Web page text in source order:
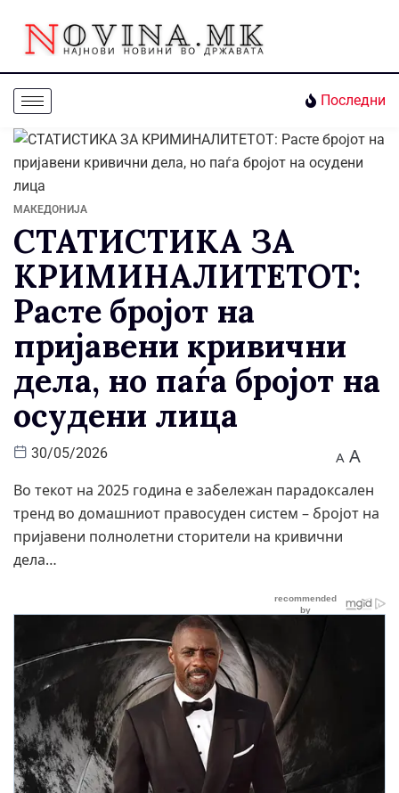
Последни
МАКЕДОНИЈА
СТАТИСТИКА ЗА
КРИМИНАЛИТЕТОТ:
Расте бројот на
пријавени кривични
дела, но паѓа бројот на
осудени лица
30/05/2026 A A
Во текот на 2025 година е забележан парадоксален
тренд во домашниот правосуден систем – бројот на
пријавени полнолетни сторители на кривични
дела…